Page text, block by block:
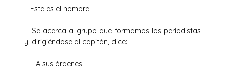
Este es el hombre.
Se acerca al grupo que formamos los periodistas
y, dirigiéndose al capitán, dice:
– A sus órdenes.